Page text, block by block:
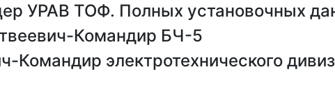
УРАВ ТОФ. Полных установочных
Командир БЧ-5
электротехнического